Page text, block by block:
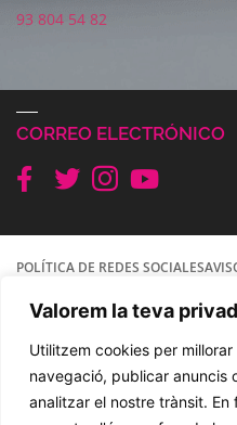
Valorem la teva
Utilitzem cookies per
navegació, publicar anuncis
analitzar el nostre trànsit.
93 804 54 82
CORREO ELECTRÓNICO
POLÍTICA DE REDES SOCIALES
© 2021. DAE. Dones Amb Empenta.